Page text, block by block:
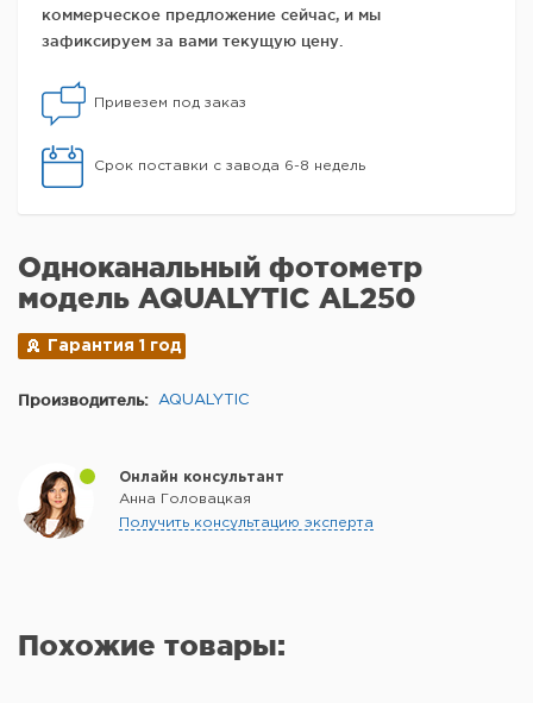
коммерческое предложение сейчас, и мы
зафиксируем за вами текущую цену.
Привезем под заказ
Срок поставки с завода 6-8 недель
Одноканальный фотометр
модель AQUALYTIC AL250
Гарантия 1 год
Производитель: AQUALYTIC
Онлайн консультант
Анна Головацкая
Получить консультацию эксперта
Похожие товары: